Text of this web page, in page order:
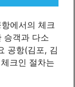
에서의 체크
승객과 다소
공항(김포, 김
크인 절차는